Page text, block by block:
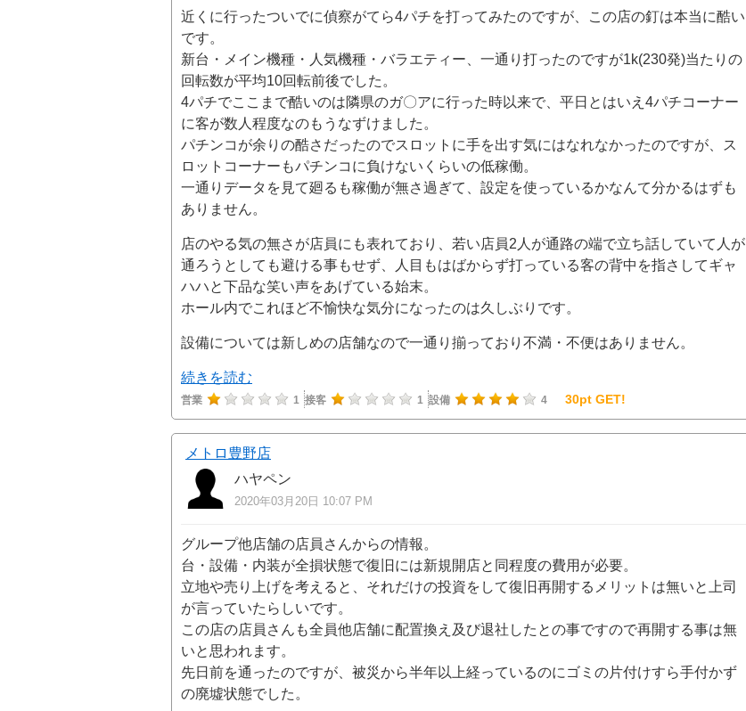
近くに行ったついでに偵察がてら4パチを打ってみたのですが、この店の釘は本当に酷い
です。
新台・メイン機種・人気機種・バラエティー、一通り打ったのですが1k(230発)当たりの
回転数が平均10回転前後でした。
4パチでここまで酷いのは隣県のガ〇アに行った時以来で、平日とはいえ4パチコーナー
に客が数人程度なのもうなずけました。
パチンコが余りの酷さだったのでスロットに手を出す気にはなれなかったのですが、ス
ロットコーナーもパチンコに負けないくらいの低稼働。
一通りデータを見て廻るも稼働が無さ過ぎて、設定を使っているかなんて分かるはずも
ありません。
店のやる気の無さが店員にも表れており、若い店員2人が通路の端で立ち話していて人が
通ろうとしても避ける事もせず、人目もはばからず打っている客の背中を指さしてギャ
ハハと下品な笑い声をあげている始末。
ホール内でこれほど不愉快な気分になったのは久しぶりです。
設備については新しめの店舗なので一通り揃っており不満・不便はありません。
続きを読む
営業 1 接客 1 設備 4 30pt GET!
メトロ豊野店
ハヤペン
2020年03月20日 10:07 PM
グループ他店舗の店員さんからの情報。
台・設備・内装が全損状態で復旧には新規開店と同程度の費用が必要。
立地や売り上げを考えると、それだけの投資をして復旧再開するメリットは無いと上司
が言っていたらしいです。
この店の店員さんも全員他店舗に配置換え及び退社したとの事ですので再開する事は無
いと思われます。
先日前を通ったのですが、被災から半年以上経っているのにゴミの片付けすら手付かず
の廃墟状態でした。